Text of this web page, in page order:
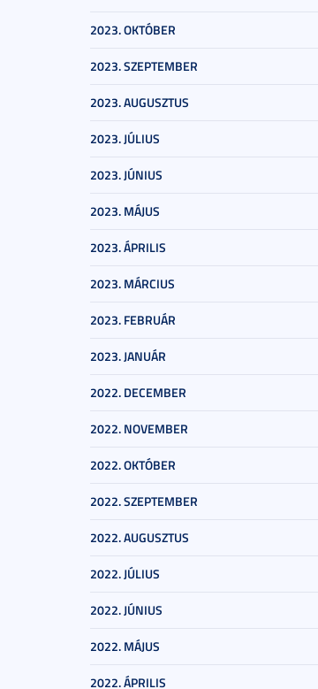
2023. OKTÓBER
2023. SZEPTEMBER
2023. AUGUSZTUS
2023. JÚLIUS
2023. JÚNIUS
2023. MÁJUS
2023. ÁPRILIS
2023. MÁRCIUS
2023. FEBRUÁR
2023. JANUÁR
2022. DECEMBER
2022. NOVEMBER
2022. OKTÓBER
2022. SZEPTEMBER
2022. AUGUSZTUS
2022. JÚLIUS
2022. JÚNIUS
2022. MÁJUS
2022. ÁPRILIS